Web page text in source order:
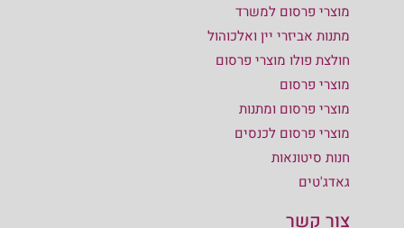
מוצרי פרסום למשרד
מתנות אביזרי יין ואלכוהול
חולצת פולו מוצרי פרסום
מוצרי פרסום
מוצרי פרסום ומתנות
מוצרי פרסום לכנסים
חנות סיטונאות
גאדג'טים
צור קשר